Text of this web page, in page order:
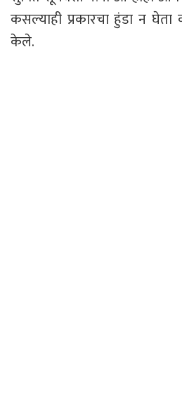
कसल्याही प्रकारचा हुंडा न
केले.